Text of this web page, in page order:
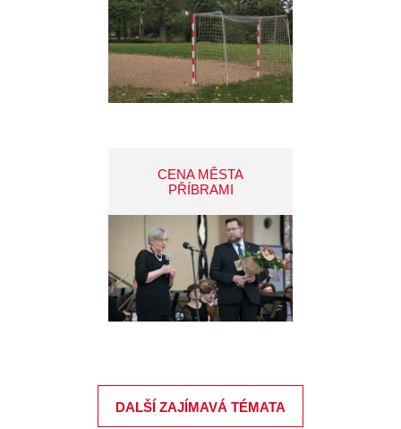
CENA MĚSTA
PŘÍBRAMI
DALŠÍ ZAJÍMAVÁ TÉMATA